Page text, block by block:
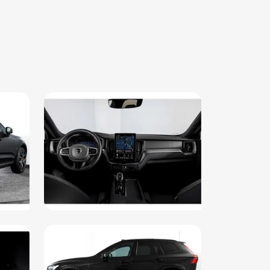
assistent
detectie
herkenning
preventie
(glans) exterieur delen
velgen 5-spaaks 21"
vooraf instelbaar